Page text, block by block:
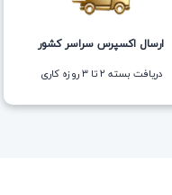
ارسال اکسپرس سراسر کشور
دریافت بسته ۲ تا ۳ روزه کاری